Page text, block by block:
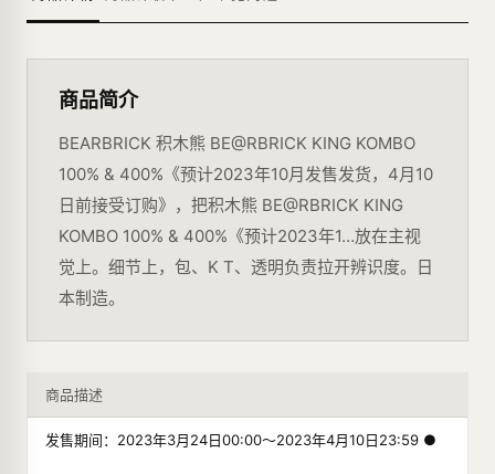
商品简介
BEARBRICK 积木熊 BE@RBRICK KING KOMBO
100% & 400%《预计2023年10月发售发货，4月10
日前接受订购》，把积木熊 BE@RBRICK KING
KOMBO 100% & 400%《预计2023年1…放在主视
觉上。细节上，包、K T、透明负责拉开辨识度。日
本制造。
商品描述
发售期间：2023年3月24日00:00～2023年4月10日23:59 ●